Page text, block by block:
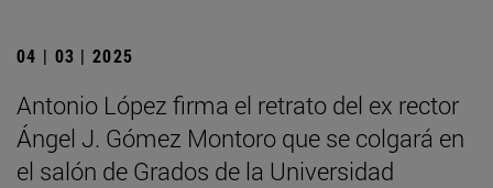
04 | 03 | 2025
Antonio López firma el retrato del ex rector
Ángel J. Gómez Montoro que se colgará en
el salón de Grados de la Universidad